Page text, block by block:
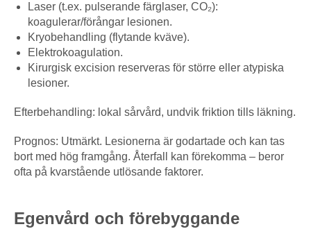
Laser (t.ex. pulserande färglaser, CO₂):
koagulerar/förångar lesionen.
Kryobehandling (flytande kväve).
Elektrokoagulation.
Kirurgisk excision reserveras för större eller atypiska
lesioner.
Efterbehandling: lokal sårvård, undvik friktion tills läkning.
Prognos: Utmärkt. Lesionerna är godartade och kan tas
bort med hög framgång. Återfall kan förekomma – beror
ofta på kvarstående utlösande faktorer.
Egenvård och förebyggande